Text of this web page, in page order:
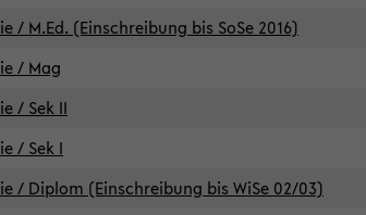
/ M.Ed. (Einschreibung bis SoSe 2016)
/ Mag
/ Sek II
/ Sek I
/ Diplom (Einschreibung bis WiSe 02/03)